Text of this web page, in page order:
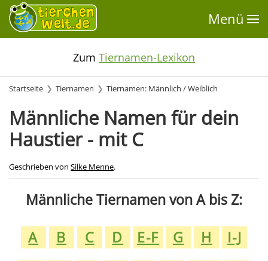
Menü
Zum Tiernamen-Lexikon
Startseite Tiernamen Tiernamen: Männlich / Weiblich
Männliche Namen für dein
Haustier - mit C
Geschrieben von Silke Menne.
Männliche Tiernamen von A bis Z:
A
B C D E-F G H
I-J